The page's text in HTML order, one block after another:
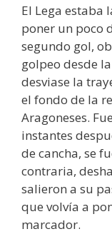
El Lega estaba
poner un poco
segundo gol,
golpeo desde
desviase la
el fondo de la
Aragoneses.
instantes
de cancha, se
contraria,
salieron a su
que volvía a
marcador.